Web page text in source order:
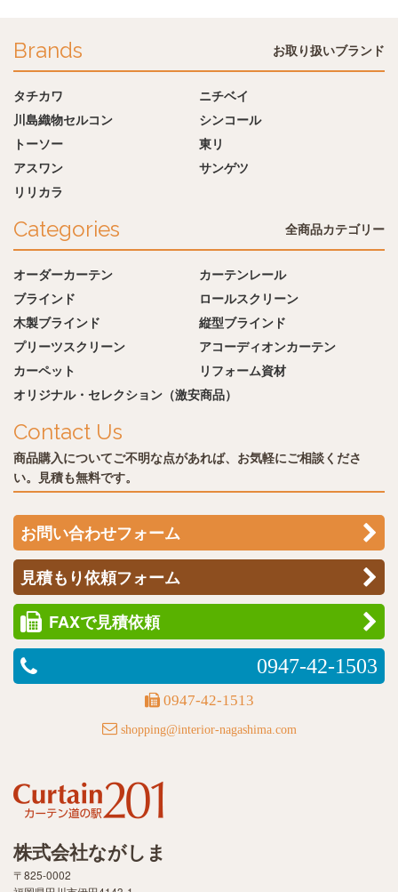
Brands お取り扱いブランド
タチカワ
ニチベイ
川島織物セルコン
シンコール
トーソー
東リ
アスワン
サンゲツ
リリカラ
Categories 全商品カテゴリー
オーダーカーテン
カーテンレール
ブラインド
ロールスクリーン
木製ブラインド
縦型ブラインド
プリーツスクリーン
アコーディオンカーテン
カーペット
リフォーム資材
オリジナル・セレクション（激安商品）
Contact Us
商品購入についてご不明な点があれば、お気軽にご相談くださ
い。見積も無料です。
お問い合わせフォーム
見積もり依頼フォーム
FAXで見積依頼
0947-42-1503
0947-42-1513
shopping@interior-nagashima.com
株式会社ながしま
〒825-0002